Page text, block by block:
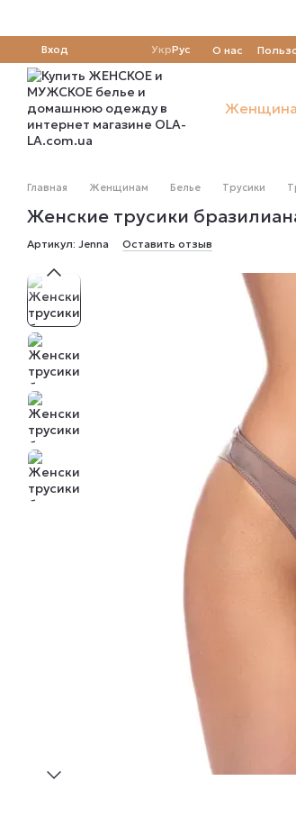
Вход УкрРус О нас
Отзывы о
Главная Женщинам Белье Трусики
Женские трусики
Артикул: Jenna Оставить отзыв